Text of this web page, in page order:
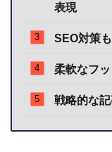
表現
SEO対策
柔軟なフ
戦略的な